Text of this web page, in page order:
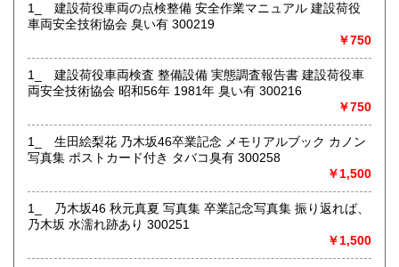
店舗にて受け取り可能ですが、遠方の倉庫にて保管してる商
品もあるため、必ず事前にメッセージまたはお電話にてご連
絡くださいませ。
沿線名：-
最寄駅：盛岡駅
営業時間：月～金10:00～18:00 土10:00～16:00
書籍の買取について
1_ 建設荷役車両の点検整備 安全作業マニュアル 建設荷役
車両安全技術協会 臭い有 300219
￥750
1_ 建設荷役車両検査 整備設備 実態調査報告書 建設荷役車
両安全技術協会 昭和56年 1981年 臭い有 300216
￥750
1_ 生田絵梨花 乃木坂46卒業記念 メモリアルブック カノン
写真集 ポストカード付き タバコ臭有 300258
￥1,500
1_ 乃木坂46 秋元真夏 写真集 卒業記念写真集 振り返れば、
乃木坂 水濡れ跡あり 300251
￥1,500